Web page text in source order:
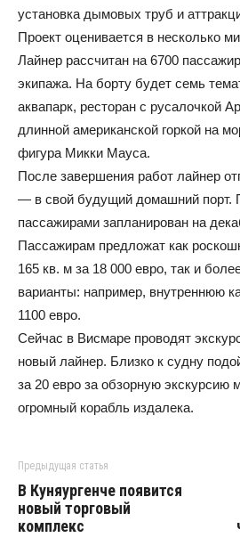
установка дымовых труб и
Проект оценивается в несколько
Лайнер рассчитан на 6700
экипажа. На борту будет семь
аквапарк, ресторан с русалочкой
длинной американской горкой на
фигура Микки Мауса.
После завершения работ лайнер
— в свой будущий домашний порт.
пассажирами запланирован на
Пассажирам предложат как
165 кв. м за 18 000 евро, так и
варианты: например, внутреннюю
1100 евро.
Сейчас в Висмаре проводят
новый лайнер. Близко к судну
за 20 евро за обзорную экскурсию
огромный корабль издалека.
Предыдущая статья
В Куняургенче появится
новый торговый
комплекс